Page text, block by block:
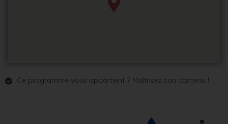
Ce programme vous appartient ? Maîtrisez son contenu !